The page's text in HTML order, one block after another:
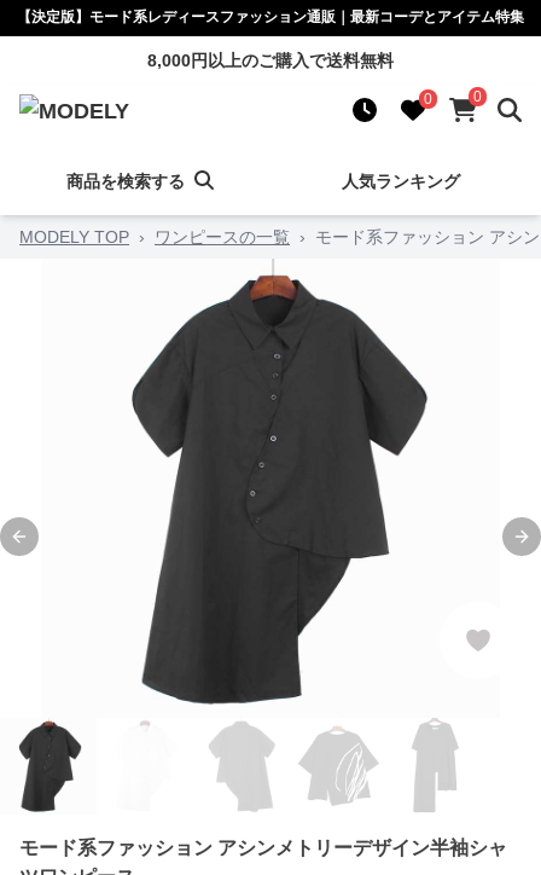
【決定版】モード系レディースファッション通販｜最新コーデとアイテム特集
8,000円以上のご購入で送料無料
0 0
商品を検索する 人気ランキング
MODELY TOP › ワンピースの一覧 › モード系ファッション アシ
Previous slide
モード系ファッション アシンメトリーデザイン半袖シャ